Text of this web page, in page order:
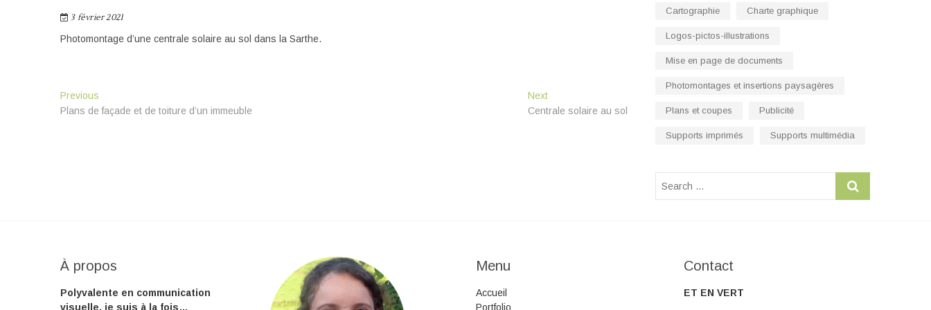
3 février 2021
Photomontage d’une centrale solaire au sol dans la Sarthe.
Navigation
de
Previous
post:
Plans de façade et de toiture d’un immeuble
NextNext
post:
Centrale solaire au sol
Cartographie Charte graphique
Logos-pictos-illustrations
Mise en page de documents
Photomontages et insertions paysagères
Plans et coupes Publicité
Supports imprimés Supports multimédia
À propos
Polyvalente en communication
visuelle, je suis à la fois…
Menu
Accueil
Portfolio
Contact
ET EN VERT